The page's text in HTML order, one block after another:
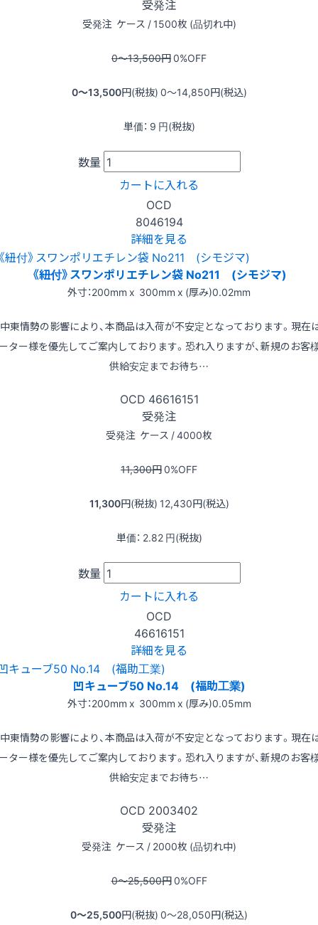
受発注
受発注 ケース / 1500枚 (品切れ中)
0〜13,500円0%OFF
0〜13,500円(税抜) 0〜14,850円(税込)
単価： 9 円(税抜)
数量
カートに入れる
OCD
8046194
詳細を見る
《紐付》スワンポリエチレン袋 No211 (シモジマ)
外寸：200mm x 300mm x (厚み)0.02mm
東情勢の影響により、本商品は入荷が不安定となっております。現在
ター様を優先してご案内しております。恐れ入りますが、新規のお客
供給安定までお待ち…
OCD 46616151
受発注
受発注 ケース / 4000枚
11,300円0%OFF
11,300円(税抜) 12,430円(税込)
単価： 2.82 円(税抜)
数量
カートに入れる
OCD
46616151
詳細を見る
凹キューブ50 No.14 (福助工業)
外寸：200mm x 300mm x (厚み)0.05mm
東情勢の影響により、本商品は入荷が不安定となっております。現在
ター様を優先してご案内しております。恐れ入りますが、新規のお客
供給安定までお待ち…
OCD 2003402
受発注
受発注 ケース / 2000枚 (品切れ中)
0〜25,500円0%OFF
0〜25,500円(税抜) 0〜28,050円(税込)